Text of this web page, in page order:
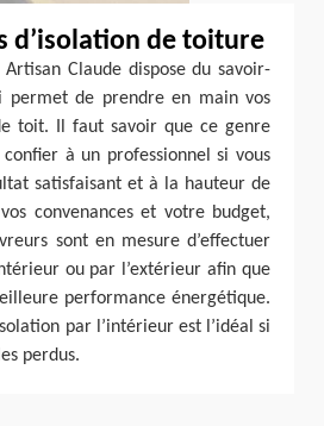
d’isolation de toiture
Claude dispose du savoir-
permet de prendre en main vos
toit. Il faut savoir que ce genre
à un professionnel si vous
satisfaisant et à la hauteur de
convenances et votre budget,
sont en mesure d’effectuer
ou par l’extérieur afin que
performance énergétique.
par l’intérieur est l’idéal si
perdus.